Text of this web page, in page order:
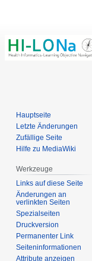
Hauptseite
Letzte Änderungen
Zufällige Seite
Hilfe zu MediaWiki
Werkzeuge
Links auf diese Seite
Änderungen an
verlinkten Seiten
Spezialseiten
Druckversion
Permanenter Link
Seiten­­informationen
Attribute anzeigen